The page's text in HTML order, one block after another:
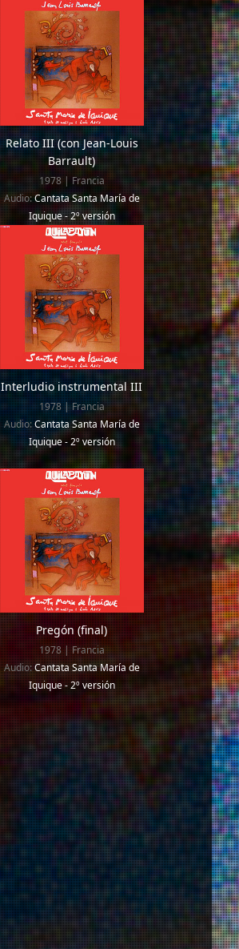
Relato III (con Jean-Louis
Barrault)
1978 | Francia
Audio:Cantata Santa María de
Iquique - 2º versión
Interludio instrumental III
1978 | Francia
Audio:Cantata Santa María de
Iquique - 2º versión
Pregón (final)
1978 | Francia
Audio:Cantata Santa María de
Iquique - 2º versión